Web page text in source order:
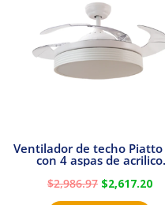
Ventilador de techo Piatto
con 4 aspas de acrilico
transparente
$2,986.97
$2,986.97.
$2,617.20